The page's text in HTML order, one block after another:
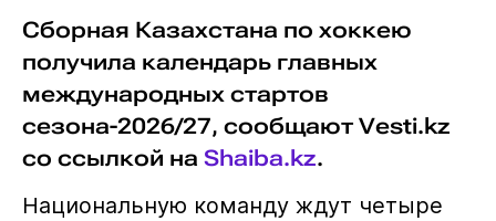
Сборная Казахстана по хоккею
получила календарь главных
международных стартов
сезона-2026/27, сообщают Vesti.kz
со ссылкой на Shaiba.kz.
Национальную команду ждут четыре